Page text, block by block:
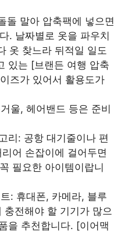
돌 말아 압축팩에 넣으면
. 날짜별로 옷을 파우치
옷 찾느라 뒤적일 일도
있는 [브랜든 여행 압축
즈가 있어서 활용도가
울, 헤어밴드 등은 준비
리: 공항 대기줄이나 편
어 손잡이에 걸어두면
필요한 아이템이랍니
: 휴대폰, 카메라, 블루
전해야 할 기기가 많으
을 추천합니다. [이어맥